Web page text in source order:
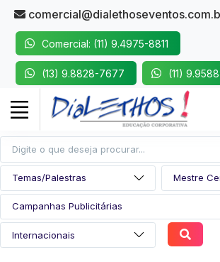
Comercial: (11) 9.4975-8811
(13) 9.8828-7677 (11)